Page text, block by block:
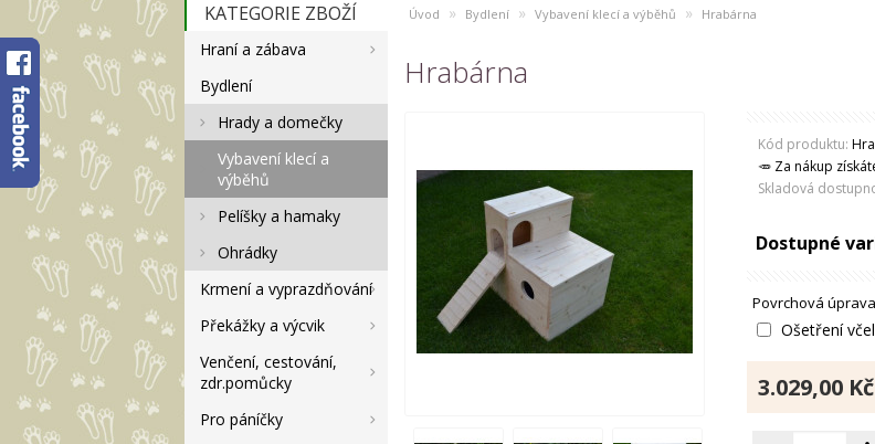
KATEGORIE ZBOŽÍ
Hraní a zábava
Bydlení
Hrady a domečky
Vybavení klecí a
výběhů
Pelíšky a hamaky
Ohrádky
Krmení a vyprazdňování
Překážky a výcvik
Venčení, cestování,
zdr.pomůcky
Pro páníčky
Úvod » Bydlení » Vybavení klecí a výběhů » Hrabárna
Hrabárna
Kód produktu:
🥕 Za nákup
Skladová
Dostupné
Povrchová
Ošetření
3.029,00 Kč